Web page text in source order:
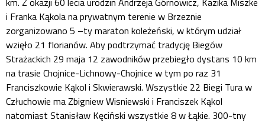
i Franka Kąkola na prywatnym terenie w Brzeznie
zorganizowano 5 –ty maraton koleżeński, w którym udział
wzięło 21 florianów. Aby podtrzymać tradycję Biegów
Strażackich 29 maja 12 zawodników przebiegło dystans 10 km
na trasie Chojnice-Lichnowy-Chojnice w tym po raz 31
Franciszkowie Kąkol i Skwierawski. Wszystkie 22 Biegi Tura w
Człuchowie ma Zbigniew Wisniewski i Franciszek Kąkol
natomiast Stanisław Kęciński wszystkie 8 w Łąkie. 300-tny